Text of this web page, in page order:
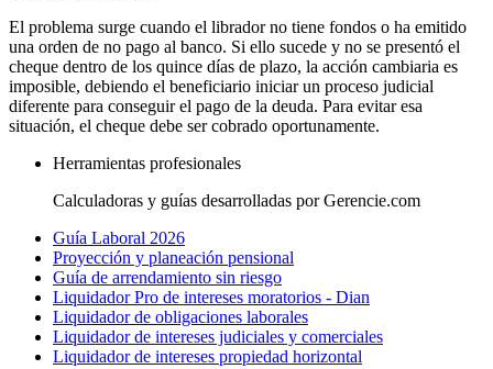
El problema surge cuando el librador no tiene fondos o ha emitido
una orden de no pago al banco. Si ello sucede y no se presentó el
cheque dentro de los quince días de plazo, la acción cambiaria es
imposible, debiendo el beneficiario iniciar un proceso judicial
diferente para conseguir el pago de la deuda. Para evitar esa
situación, el cheque debe ser cobrado oportunamente.
Herramientas profesionales
Calculadoras y guías desarrolladas por Gerencie.com
Guía Laboral 2026
Proyección y planeación pensional
Guía de arrendamiento sin riesgo
Liquidador Pro de intereses moratorios - Dian
Liquidador de obligaciones laborales
Liquidador de intereses judiciales y comerciales
Liquidador de intereses propiedad horizontal